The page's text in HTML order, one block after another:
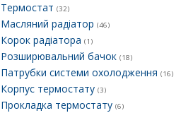
Термостат (32)
Масляний радіатор (46)
Корок радіатора (1)
Розширювальний бачок (18)
Патрубки системи охолодження (16)
Корпус термостату (3)
Прокладка термостату (6)